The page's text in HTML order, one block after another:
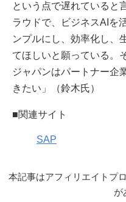
という点で遅れていると
ラウドで、ビジネスAIを
ンプルにし、効率化し、
てほしいと願っている。
ジャパンはパートナー企
きたい」（鈴木氏）
■関連サイト
SAP
本記事はアフィリエイトプ
が